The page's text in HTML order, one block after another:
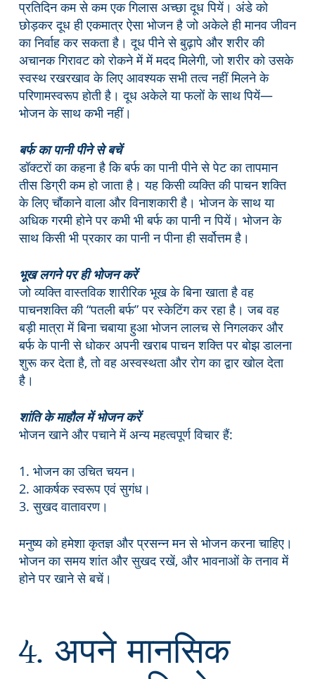
प्रतिदिन कम से कम एक गिलास अच्छा दूध पियें। अंडे को
छोड़कर दूध ही एकमात्र ऐसा भोजन है जो अकेले ही मानव जीवन
का निर्वाह कर सकता है। दूध पीने से बुढ़ापे और शरीर की
अचानक गिरावट को रोकने में में मदद मिलेगी, जो शरीर को उसके
स्वस्थ रखरखाव के लिए आवश्यक सभी तत्व नहीं मिलने के
परिणामस्वरूप होती है। दूध अकेले या फलों के साथ पियें—
भोजन के साथ कभी नहीं।
बर्फ का पानी पीने से बचें
डॉक्टरों का कहना है कि बर्फ का पानी पीने से पेट का तापमान
तीस डिग्री कम हो जाता है। यह किसी व्यक्ति की पाचन शक्ति
के लिए चौंकाने वाला और विनाशकारी है। भोजन के साथ या
अधिक गरमी होने पर कभी भी बर्फ का पानी न पियें। भोजन के
साथ किसी भी प्रकार का पानी न पीना ही सर्वोत्तम है।
भूख लगने पर ही भोजन करें
जो व्यक्ति वास्तविक शारीरिक भूख के बिना खाता है वह
पाचनशक्ति की “पतली बर्फ” पर स्केटिंग कर रहा है। जब वह
बड़ी मात्रा में बिना चबाया हुआ भोजन लालच से निगलकर और
बर्फ के पानी से धोकर अपनी खराब पाचन शक्ति पर बोझ डालना
शुरू कर देता है, तो वह अस्वस्थता और रोग का द्वार खोल देता
है।
शांति के माहौल में भोजन करें
भोजन खाने और पचाने में अन्य महत्वपूर्ण विचार हैं:
1. भोजन का उचित चयन।
2. आकर्षक स्वरूप एवं सुगंध।
3. सुखद वातावरण।
मनुष्य को हमेशा कृतज्ञ और प्रसन्न मन से भोजन करना चाहिए।
भोजन का समय शांत और सुखद रखें, और भावनाओं के तनाव में
होने पर खाने से बचें।
4. अपने मानसिक